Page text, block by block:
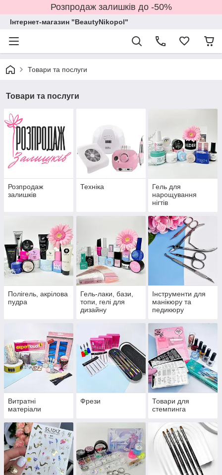
Розпродаж залишків до -50%
Інтернет-магазин "BeautyNikopol"
Товари та послуги
Товари та послуги
Розпродаж
залишків
Техніка
Гель для
нарощування
нігтів
Полігель, акрілова
пудра
Гель-лаки, бази,
топи, гелі для
дизайну
Інструменти для
манікюру та
педикюру
Витратні
матеріали
Фрези
Товари для
стемпинга